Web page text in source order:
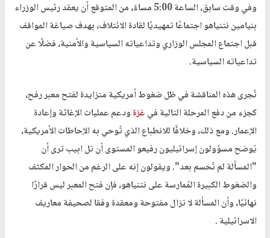
وفي وقت سابق، الساعة 5:00 مساءً، من المتوقع أن يعقد رئيس الوزراء
بنيامين نتنياهو اجتماعًا تمهيديًا لقادة الائتلاف، بهدف صياغة المواقف
قبل اجتماع المجلس الوزاري وتداعياته السياسية والأمنية، فضلًا عن
تداعياته السياسية.
تُجرى هذه المناقشة في ظل ضغوط أمريكية متزايدة لفتح معبر رفح،
كجزء من دفع المرحلة التالية فيغزةودعم عمليات الإغاثة وإعادة
الإعمار. ومع ذلك، وخلافًا للانطباع الذي تُوحي به الإحاطات الأمريكية،
يُوضح مسؤولون إسرائيليون رفيعو المستوى أن تل ابيب ترى أن
"المسألة لم تُحسم بعد". ويقولون إنه على الرغم من الحوار المكثف
والضغوط الكبيرة المُمارسة على نتنياهو، فإن فتح المعبر ليس قرارًا
نهائيًا، وأن المسألة لا تزال مفتوحة ومعقدة وفقا لصحيفة معاريف
الاسرائيلية .